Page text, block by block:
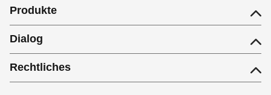
Produkte
Dialog
Rechtliches